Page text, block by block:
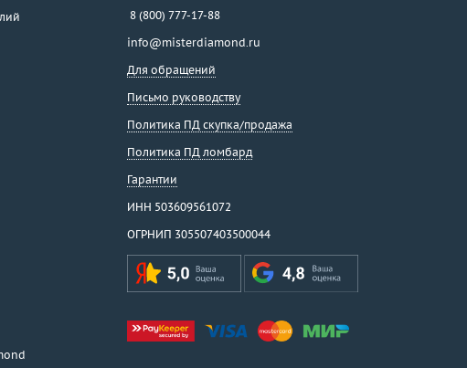
8 (800) 777-17-88
info@misterdiamond.ru
Для обращений
Письмо руководству
Политика ПД скупка/продажа
Политика ПД ломбард
Гарантии
ИНН 503609561072
ОГРНИП 305507403500044